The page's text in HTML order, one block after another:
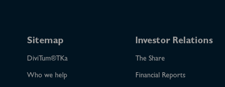
Sitemap
DiviTum®TKa
Who we help
Investor Relations
The Share
Financial Reports